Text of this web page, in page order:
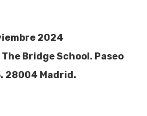
2024
Bridge School. Paseo
28004 Madrid.